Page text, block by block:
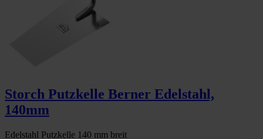
Storch Putzkelle Berner Edelstahl,
140mm
Edelstahl Putzkelle 140 mm breit